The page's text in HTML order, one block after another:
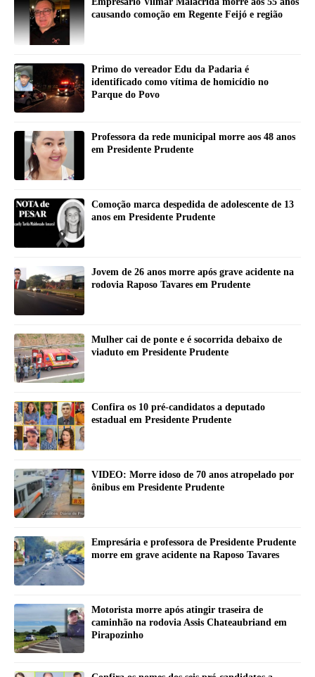
causando comoção em Regente Feijó e região
Primo do vereador Edu da Padaria é
identificado como vítima de homicídio no
Parque do Povo
Professora da rede municipal morre aos 48 anos
em Presidente Prudente
Comoção marca despedida de adolescente de 13
anos em Presidente Prudente
Jovem de 26 anos morre após grave acidente na
rodovia Raposo Tavares em Prudente
Mulher cai de ponte e é socorrida debaixo de
viaduto em Presidente Prudente
Confira os 10 pré-candidatos a deputado
estadual em Presidente Prudente
VIDEO: Morre idoso de 70 anos atropelado por
ônibus em Presidente Prudente
Empresária e professora de Presidente Prudente
morre em grave acidente na Raposo Tavares
Motorista morre após atingir traseira de
caminhão na rodovia Assis Chateaubriand em
Pirapozinho